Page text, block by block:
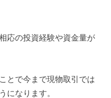
応の投資経験や資金量が
とで今まで現物取引では
になります。